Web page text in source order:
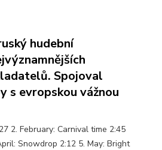
hudební
Spojoval
s evropskou vážnou
2. February: Carnival time 2:45
Snowdrop 2:12 5. May: Bright